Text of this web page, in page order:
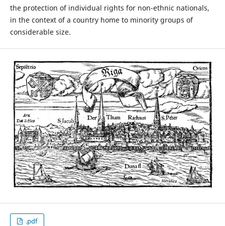
the protection of individual rights for non-ethnic nationals,
in the context of a country home to minority groups of
considerable size.
.pdf